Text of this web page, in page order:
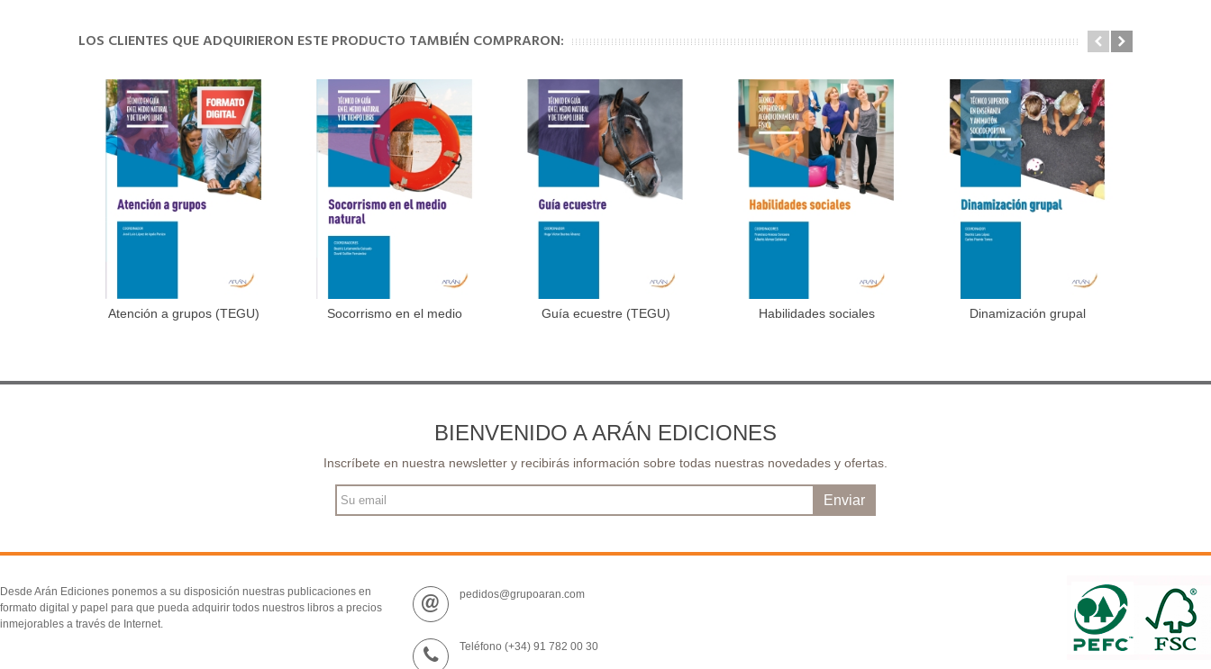
LOS CLIENTES QUE ADQUIRIERON ESTE PRODUCTO TAMBIÉN COMPRARON:
Añadir al carrito
Atención a grupos (TEGU) Añadir al carrito
Socorrismo en el medio
Añadir al carrito
Guía ecuestre (TEGU) Añadir al carrito
Habilidades sociales Añadir al carrito
Dinamización grupal
BIENVENIDO A ARÁN EDICIONES
Inscríbete en nuestra newsletter y recibirás información sobre todas nuestras novedades y ofertas.
Enviar
Desde Arán Ediciones ponemos a su disposición nuestras publicaciones en
formato digital y papel para que pueda adquirir todos nuestros libros a precios
inmejorables a través de Internet.
pedidos@grupoaran.com
Teléfono (+34) 91 782 00 30